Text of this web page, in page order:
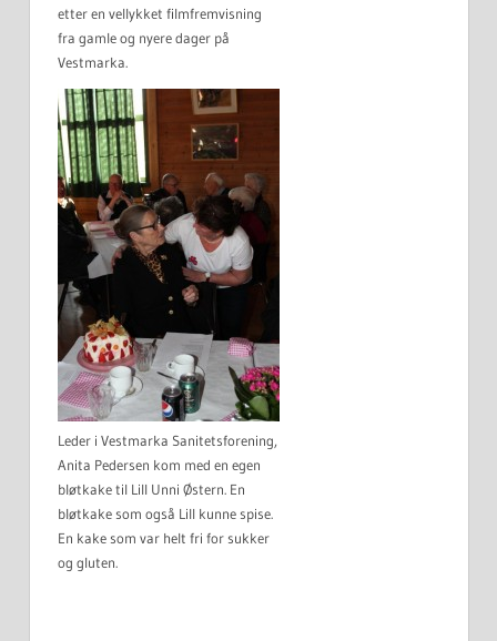
etter en vellykket filmfremvisning
fra gamle og nyere dager på
Vestmarka.
Leder i Vestmarka Sanitetsforening,
Anita Pedersen kom med en egen
bløtkake til Lill Unni Østern. En
bløtkake som også Lill kunne spise.
En kake som var helt fri for sukker
og gluten.